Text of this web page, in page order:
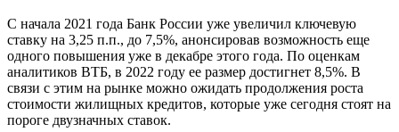
С начала 2021 года Банк России уже увеличил ключевую
ставку на 3,25 п.п., до 7,5%, анонсировав возможность еще
одного повышения уже в декабре этого года. По оценкам
аналитиков ВТБ, в 2022 году ее размер достигнет 8,5%. В
связи с этим на рынке можно ожидать продолжения роста
стоимости жилищных кредитов, которые уже сегодня стоят на
пороге двузначных ставок.